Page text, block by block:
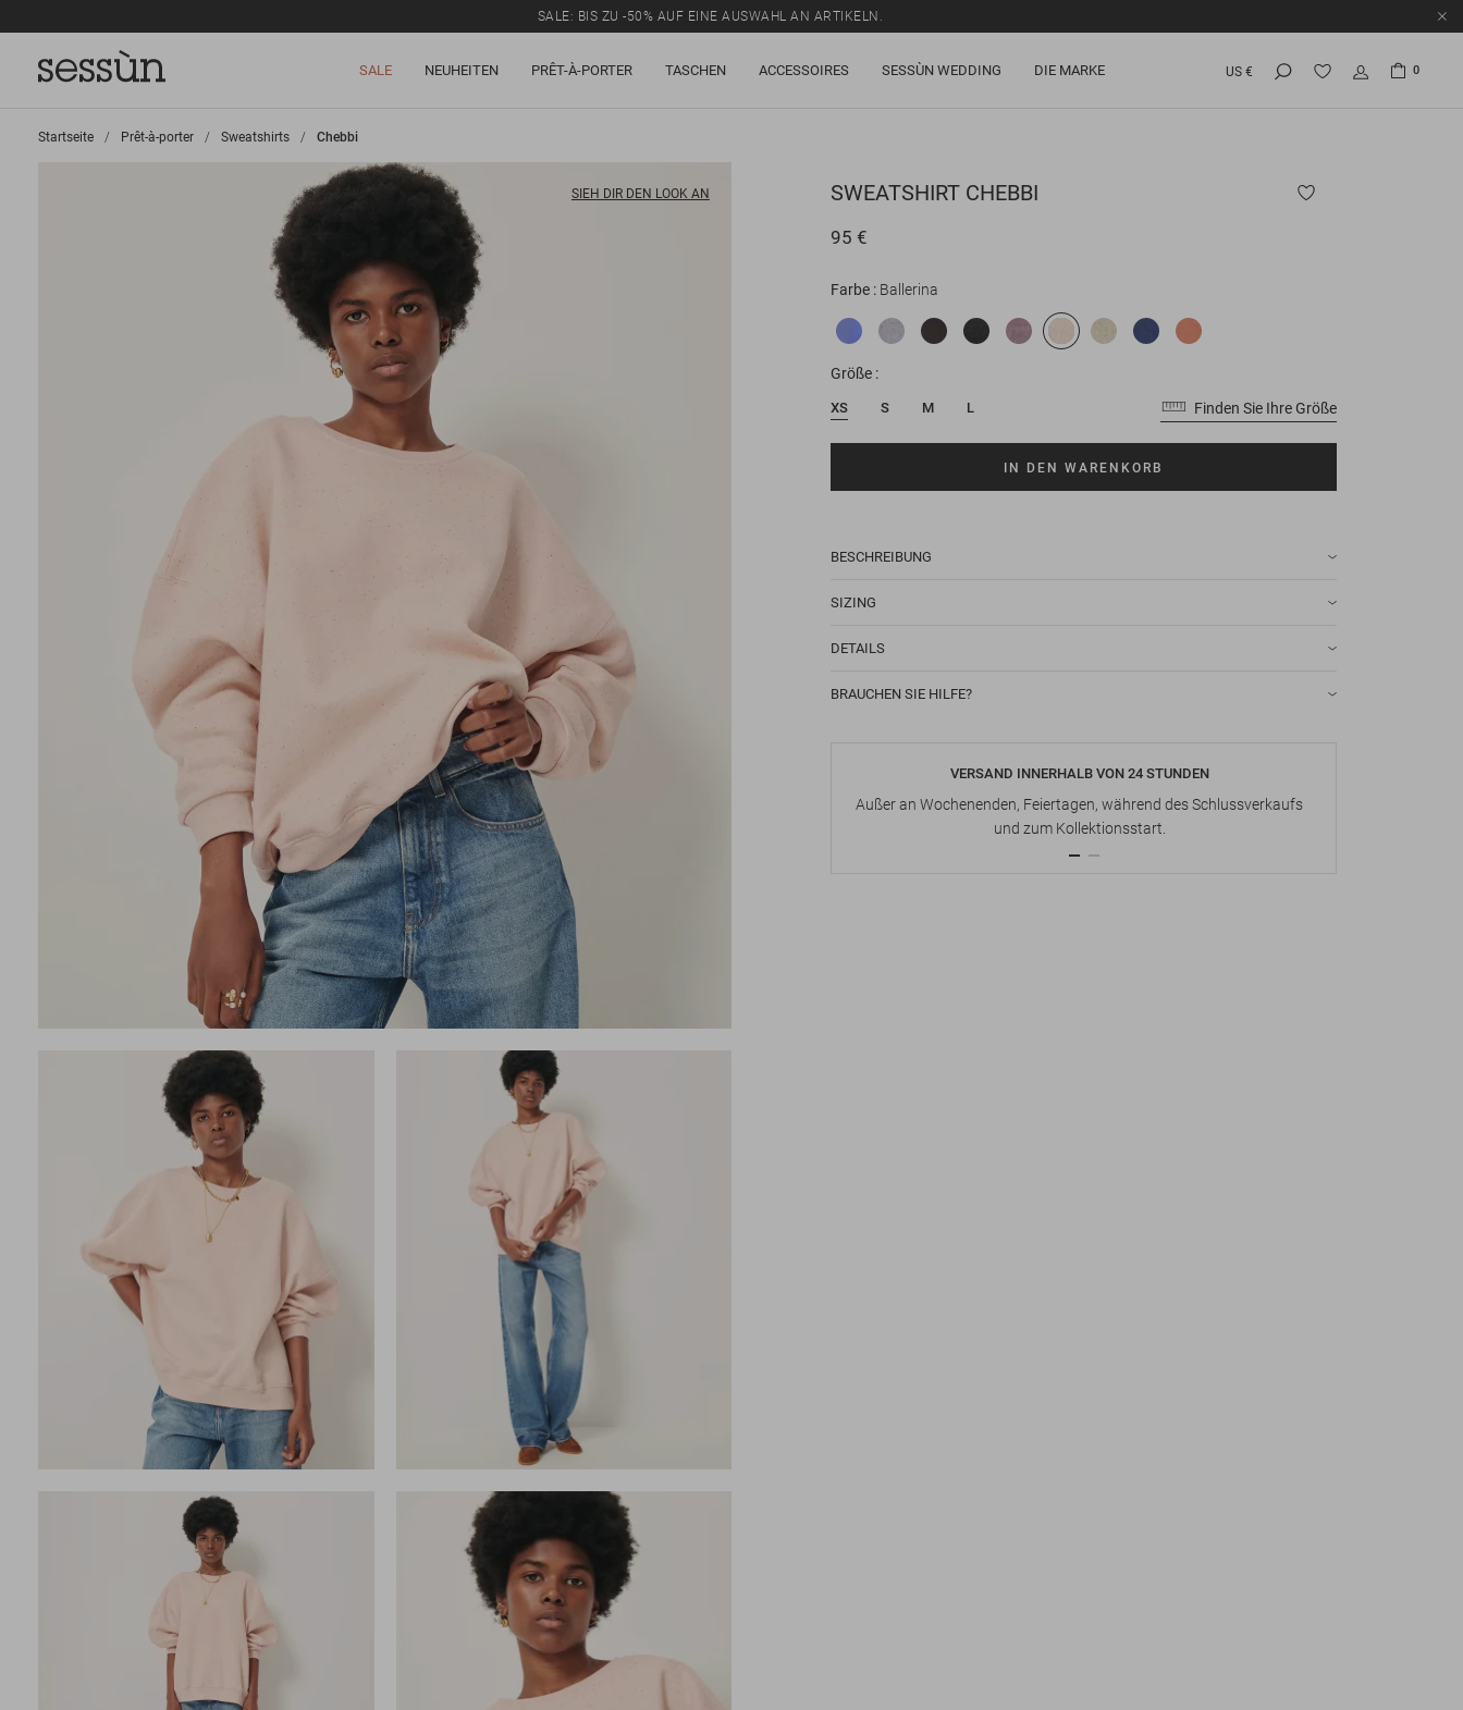
SALE: BIS ZU -50% AUF EINE AUSWAHL AN ARTIKELN.
SALE NEUHEITEN PRÊT-À-PORTER TASCHEN ACCESSOIRES SESSÙN WEDDING DIE MARKE US € 0
Startseite >
Prêt-à-porter >
Sweatshirts >
Chebbi
SIEH DIR DEN LOOK AN SWEATSHIRT CHEBBI
95 €
Farbe Ballerina
Größe
XS S M L Finden Sie Ihre Größe
IN DEN WARENKORB
BESCHREIBUNG
SIZING
DETAILS
BRAUCHEN SIE HILFE?
VERSAND INNERHALB VON 24 STUNDEN
Außer an Wochenenden, Feiertagen, während des Schlussverkaufs
und zum Kollektionsstart.